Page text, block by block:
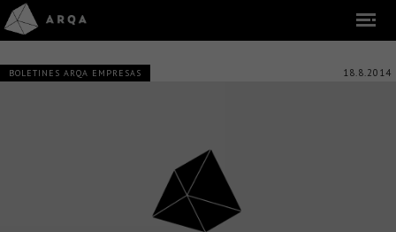
BOLETINES ARQA EMPRESAS 18.8.2014